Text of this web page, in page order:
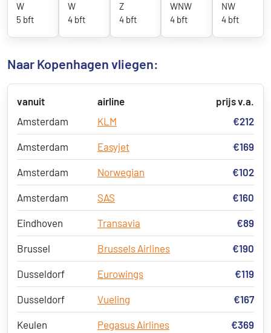
W
5 bft
W
4 bft
Z
4 bft
WNW
4 bft
NW
4 bft
Naar Kopenhagen vliegen:
vanuit airline
prijs v.a.
Amsterdam
KLM €212
Amsterdam Easyjet €169
Amsterdam Norwegian €102
Amsterdam SAS €160
Eindhoven Transavia €89
Brussel Brussels Airlines €190
Dusseldorf Eurowings €119
Dusseldorf Vueling €167
Keulen Pegasus Airlines €369